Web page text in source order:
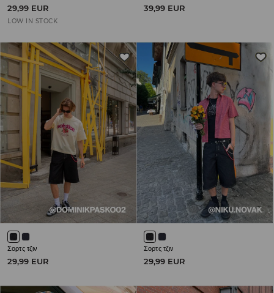
29,99 EUR
LOW IN STOCK
39,99 EUR
Σορτς τζιν
29,99 EUR
Σορτς τζιν
29,99 EUR